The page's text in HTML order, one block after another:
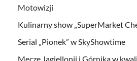
Motowizji
Kulinarny show „SuperMarket
Serial „Pionek” w SkyShowtime
Mecze Jagiellonii i Górnika w